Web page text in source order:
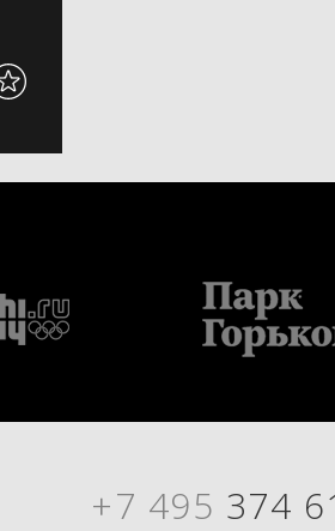
+7 495 374